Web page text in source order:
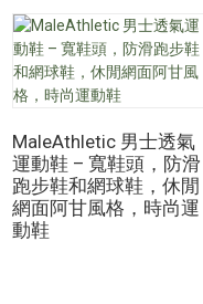
MaleAthletic 男士透氣
運動鞋 – 寬鞋頭，防滑
跑步鞋和網球鞋，休閒
網面阿甘風格，時尚運
動鞋